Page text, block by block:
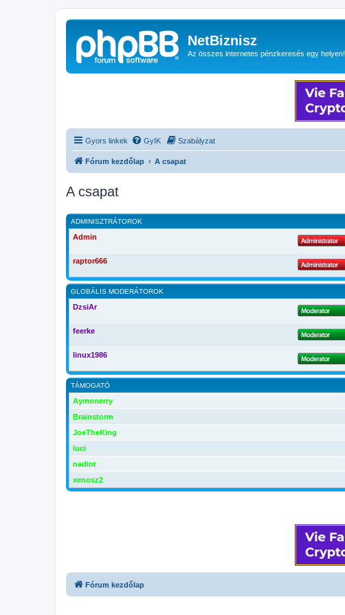
NetBiznisz
Az összes internetes pénzkeresés egy helyen!
Gyors linkek GyIK Szabályzat
Fórum kezdőlap A csapat
A csapat
ADMINISZTRÁTOROK
Admin
raptor666
GLOBÁLIS MODERÁTOROK
DzsiAr
feerke
linux1986
TÁMOGATÓ
Aymonerry
Brainstorm
JoeTheKing
luci
nadint
xenosz2
Fórum kezdőlap